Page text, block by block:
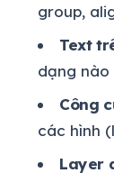
group,
Text
dạng nào
Công
các hình
Layer